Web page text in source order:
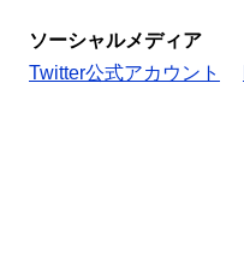
ソーシャルメディア
Twitter公式アカウント